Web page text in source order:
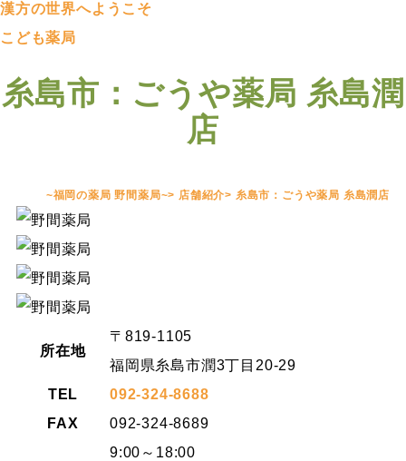
漢方の世界へようこそ
こども薬局
糸島市：ごうや薬局 糸島潤
店
~福岡の薬局 野間薬局~> 店舗紹介> 糸島市：ごうや薬局 糸島潤店
所在地
〒819-1105
福岡県糸島市潤3丁目20-29
TEL
092-324-8688
FAX
092-324-8689
9:00～18:00